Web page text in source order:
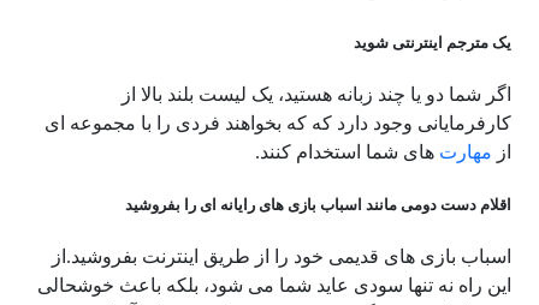
یک مترجم اینترنتی شوید
اگر شما دو یا چند زبانه هستید، یک لیست بلند بالا از
کارفرمایانی وجود دارد که که بخواهند فردی را با مجموعه ای
از مهارت های شما استخدام کنند.
اقلام دست دومی مانند اسباب بازی های رایانه ای را بفروشید
اسباب بازی های قدیمی خود را از طریق اینترنت بفروشید.از
این راه نه تنها سودی عاید شما می شود، بلکه باعث خوشحالی